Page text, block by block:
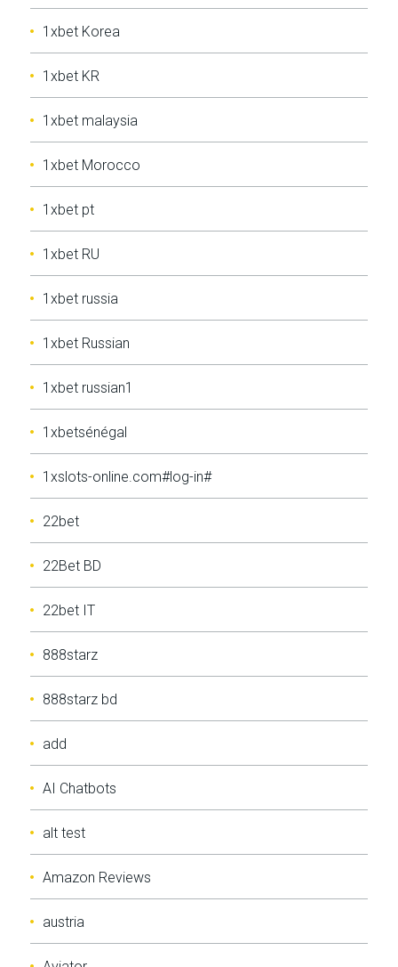
1xbet Korea
1xbet KR
1xbet malaysia
1xbet Morocco
1xbet pt
1xbet RU
1xbet russia
1xbet Russian
1xbet russian1
1xbetsénégal
1xslots-online.com#log-in#
22bet
22Bet BD
22bet IT
888starz
888starz bd
add
AI Chatbots
alt test
Amazon Reviews
austria